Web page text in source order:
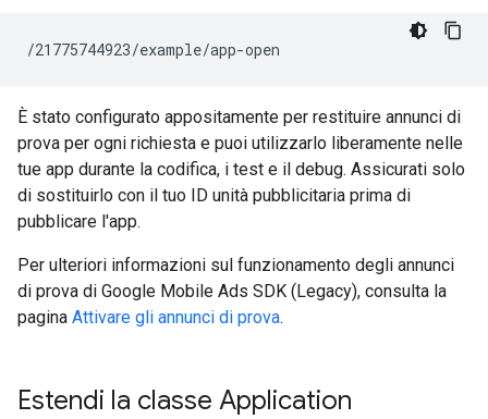
È stato configurato appositamente per restituire annunci di
prova per ogni richiesta e puoi utilizzarlo liberamente nelle
tue app durante la codifica, i test e il debug. Assicurati solo
di sostituirlo con il tuo ID unità pubblicitaria prima di
pubblicare l'app.
Per ulteriori informazioni sul funzionamento degli annunci
di prova di Google Mobile Ads SDK (Legacy), consulta la
pagina Attivare gli annunci di prova.
Estendi la classe Application